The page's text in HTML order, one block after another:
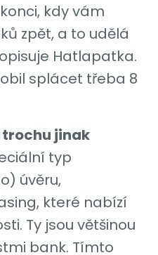
kdy vám
zpět, a to udělá
Hatlapatka.
splácet třeba 8
jinak
typ
úvěru,
které nabízí
Ty jsou většinou
bank. Tímto